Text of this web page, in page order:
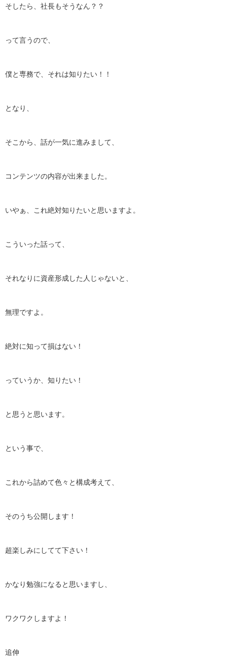
そしたら、社長もそうなん？？
って言うので、
僕と専務で、それは知りたい！！
となり、
そこから、話が一気に進みまして、
コンテンツの内容が出来ました。
いやぁ、これ絶対知りたいと思いますよ。
こういった話って、
それなりに資産形成した人じゃないと、
無理ですよ。
絶対に知って損はない！
っていうか、知りたい！
と思うと思います。
という事で、
これから詰めて色々と構成考えて、
そのうち公開します！
超楽しみにしてて下さい！
かなり勉強になると思いますし、
ワクワクしますよ！
追伸